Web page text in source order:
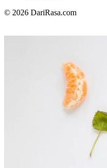
© 2026 DariRasa.com